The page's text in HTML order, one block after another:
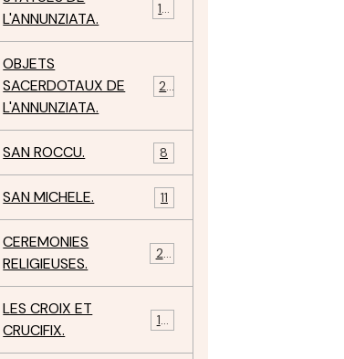
L'ANNUNZIATA.
15
OBJETS
SACERDOTAUX DE
L'ANNUNZIATA.
24
SAN ROCCU. 8
SAN MICHELE. 11
CEREMONIES
RELIGIEUSES.
23
LES CROIX ET
CRUCIFIX.
18